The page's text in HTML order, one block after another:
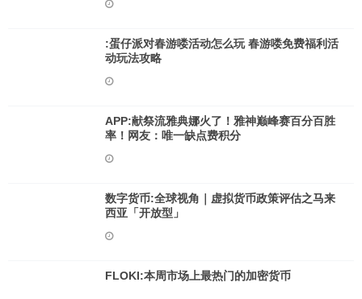
:蛋仔派对春游喽活动怎么玩 春游喽免费福利活
动玩法攻略
APP:献祭流雅典娜火了！雅神巅峰赛百分百胜
率！网友：唯一缺点费积分
数字货币:全球视角｜虚拟货币政策评估之马来
西亚「开放型」
FLOKI:本周市场上最热门的加密货币